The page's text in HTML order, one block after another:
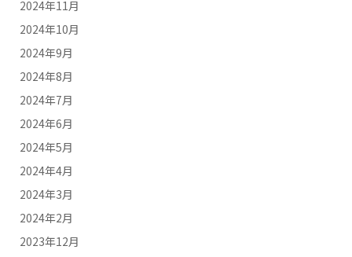
2024年11月
2024年10月
2024年9月
2024年8月
2024年7月
2024年6月
2024年5月
2024年4月
2024年3月
2024年2月
2023年12月